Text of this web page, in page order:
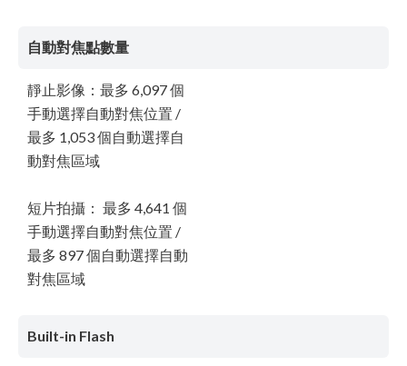
自動對焦點數量
靜止影像：最多 6,097 個
手動選擇自動對焦位置 /
最多 1,053 個自動選擇自
動對焦區域
短片拍攝： 最多 4,641 個
手動選擇自動對焦位置 /
最多 897 個自動選擇自動
對焦區域
Built-in Flash